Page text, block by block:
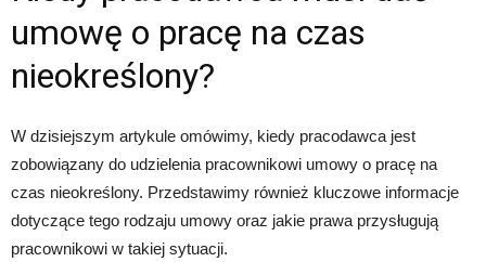
umowę o pracę na czas
nieokreślony?
W dzisiejszym artykule omówimy, kiedy pracodawca jest
zobowiązany do udzielenia pracownikowi umowy o pracę na
czas nieokreślony. Przedstawimy również kluczowe informacje
dotyczące tego rodzaju umowy oraz jakie prawa przysługują
pracownikowi w takiej sytuacji.